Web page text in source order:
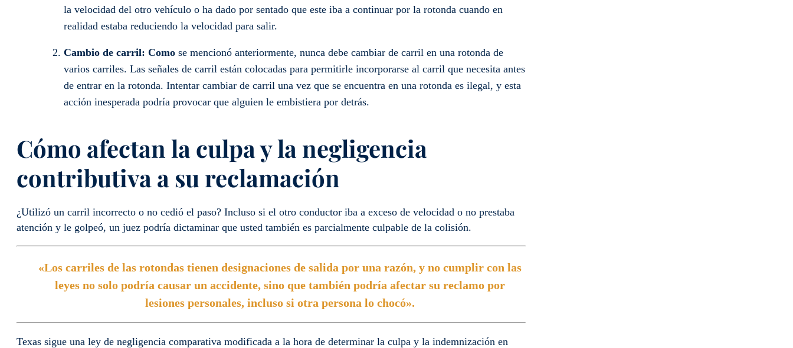
la velocidad del otro vehículo o ha dado por sentado que este iba a continuar por la rotonda cuando en
realidad estaba reduciendo la velocidad para salir.
Cambio de carril: Como se mencionó anteriormente, nunca debe cambiar de carril en una rotonda de
varios carriles. Las señales de carril están colocadas para permitirle incorporarse al carril que necesita antes
de entrar en la rotonda. Intentar cambiar de carril una vez que se encuentra en una rotonda es ilegal, y esta
acción inesperada podría provocar que alguien le embistiera por detrás.
Cómo afectan la culpa y la negligencia
contributiva a su reclamación
¿Utilizó un carril incorrecto o no cedió el paso? Incluso si el otro conductor iba a exceso de velocidad o no prestaba
atención y le golpeó, un juez podría dictaminar que usted también es parcialmente culpable de la colisión.
«Los carriles de las rotondas tienen designaciones de salida por una razón, y no cumplir con las
leyes no solo podría causar un accidente, sino que también podría afectar su reclamo por
lesiones personales, incluso si otra persona lo chocó».
Texas sigue una ley de negligencia comparativa modificada a la hora de determinar la culpa y la indemnización en